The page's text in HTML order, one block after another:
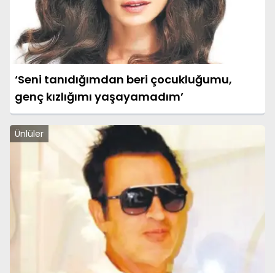
‘Seni tanıdığımdan beri çocukluğumu,
genç kızlığımı yaşayamadım’
Ünlüler